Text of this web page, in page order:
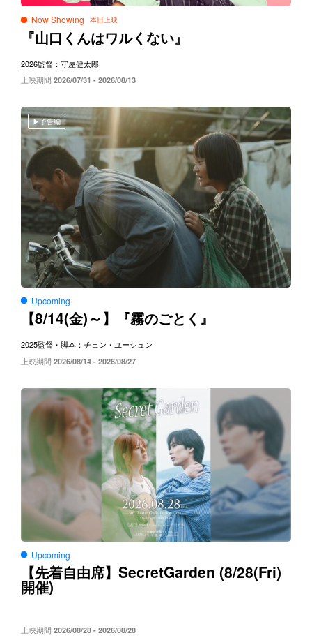
Now Showing
『山口くんはワルくない』
2026監督：守屋健太郎
上映期間 2026/07/31 - 2026/08/13
予告編
Upcoming
【8/14(金)～】『霧のごとく』
2025監督・脚本：チェン・ユーシュン
上映期間 2026/08/14 - 2026/08/27
Upcoming
【先着自由席】 SecretGarden (8/28(Fri)
開催)
上映期間 2026/08/28 - 2026/08/28